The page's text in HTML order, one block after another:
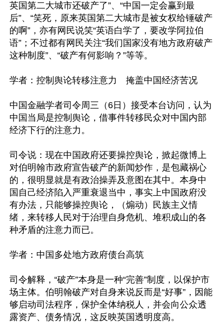
英国第二大城市还破产了”、“中国一定会赢到最
后”、“笑死，原来英国第二大城市是被女权给锤破产
的啊”，亦有网民说笑“英语白学了，要改学阿拉伯
语”；不过都有网民关注“我们国家没有地方政府破产
这种制度”、“破产有何影响？”等等。
学者：控制舆论转移注意力　掩盖中国经济苦况
中国金融学者司令周三（6日）接受本台访问，认为
中国当局是控制舆论，借事件转移民众对中国内部
经济下行的注意力。
司令说：现在中国政府还要操控舆论，掀起微博上
对伯明翰市政府宣告破产的新闻炒作，是包藏祸心
的，很明显就是有政治操弄及意图在其中。本身中
国自己经济陷入严重衰退当中，事实上中国政府没
有办法，只能够操控舆论，（煽动）民族主义情
绪，来转移人民对于治理自身危机、堆积成山的各
种矛盾的注意力而已。
学者：中国多处地方政府债台高筑
司令解释，“破产”本身是一种“完善”制度，以保护市
场主体。伯明翰破产对自身来说反而是“好事”，因能
够启动司法程序，保护全体纳税人，并会向公众透
露资产、债务情况，这反映英国透明度高。